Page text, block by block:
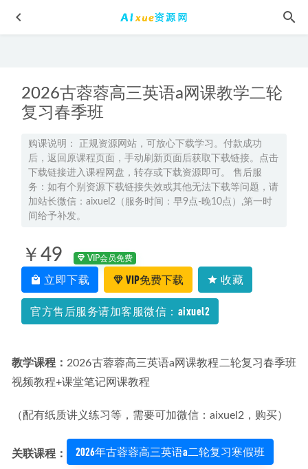
2026古蓉蓉高三英语a网课教学二轮
复习春季班
购课说明： 正规资源网站，可放心下载学习。付款成功
后，返回原课程页面，手动刷新页面后获取下载链接。点击
下载链接进入课程网盘，转存或下载资源即可。 售后服
务：如有个别资源下载链接失效或其他无法下载等问题，请
加站长微信：aixuel2（服务时间：早9点-晚10点）,第一时
间给予补发。
￥49 VIP会员免费
立即下载 VIP免费下载 收藏
官方售后服务请加客服微信：aixuel2
教学课程： 2026古蓉蓉高三英语a网课教程二轮复习春季班
视频教程+课堂笔记网课教程
（配有纸质讲义练习等，需要可加微信：aixuel2，购买）
关联课程： 2026年古蓉蓉高三英语a二轮复习寒假班
祖少磊2025高三数学a高考一轮复习暑假班+秋季班 2025-01-24
2021高中物理教学资料【耿佩】高三物理·全年班网课教学视
频,11.59G百度网盘资源打包下载 2021-09-20
2023猿辅导崔妍高一英语视频教程暑假班
Python编程教学职场人必学的Python技能课,10.06G百度网盘资
源打包下载
2021-01-13